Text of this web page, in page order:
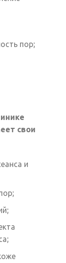
пор;
свои
и